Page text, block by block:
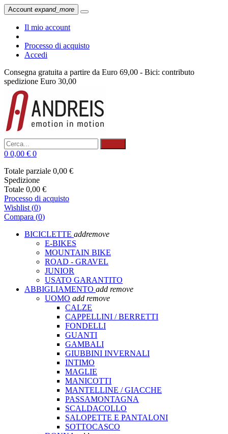
Account expand_more
Il mio account
Processo di acquisto
Accedi
Consegna gratuita a partire da Euro 69,00 - Bici: contributo
spedizione Euro 30,00
0 0,00 € 0
Totale parziale 0,00 €
Spedizione
Totale 0,00 €
Processo di acquisto
Wishlist (0)
Compara (0)
BICICLETTE addremove
E-BIKES
MOUNTAIN BIKE
ROAD - GRAVEL
JUNIOR
USATO GARANTITO
ABBIGLIAMENTO add remove
UOMO add remove
CALZE
CAPPELLINI / BERRETTI
FONDELLI
GUANTI
GAMBALI
GIUBBINI INVERNALI
INTIMO
MAGLIE
MANICOTTI
MANTELLINE / GIACCHE
PASSAMONTAGNA
SCALDACOLLO
SALOPETTE E PANTALONI
SOTTOCASCO